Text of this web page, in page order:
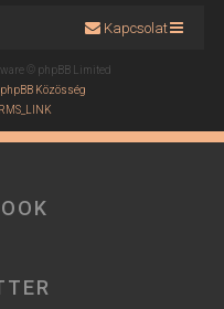
Kapcsolat
© phpBB Limited
Közösség